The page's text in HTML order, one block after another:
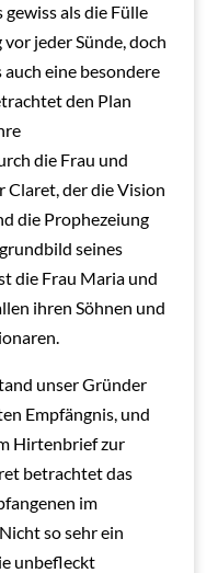
als die Fülle
jeder Sünde, doch
eine besondere
den Plan
die Frau und
Claret, der die Vision
die Prophezeiung
seines
die Frau Maria und
ihren Söhnen und
unser Gründer
Empfängnis, und
Hirtenbrief zur
betrachtet das
im
so sehr ein
unbefleckt